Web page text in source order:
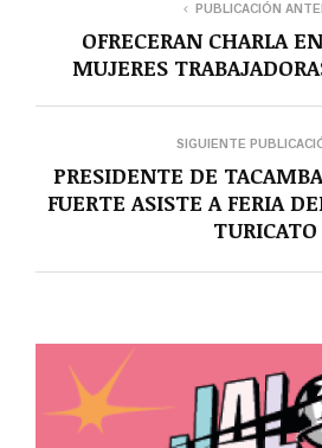
PUBLICACIÓN
OFRECERAN CHARLA
MUJERES
SIGUIENTE
PRESIDENTE DE
FUERTE ASISTE A FERIA
TURICATO